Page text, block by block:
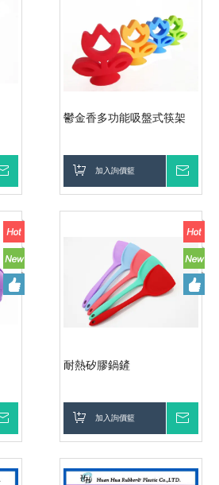
鬱金香多功能吸盤式筷架
加入詢價籃
耐熱矽膠鍋鏟
加入詢價籃